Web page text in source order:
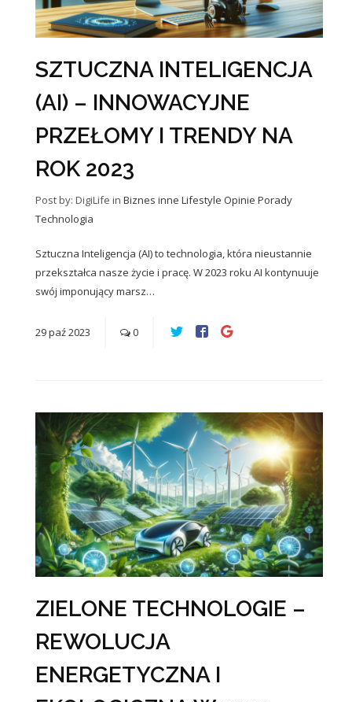
SZTUCZNA INTELIGENCJA
(AI) – INNOWACYJNE
PRZEŁOMY I TRENDY NA
ROK 2023
Post by: DigiLife in Biznes inne Lifestyle Opinie Porady
Technologia
Sztuczna Inteligencja (AI) to technologia, która nieustannie
przekształca nasze życie i pracę. W 2023 roku AI kontynuuje
swój imponujący marsz…
29paź2023 0
ZIELONE TECHNOLOGIE –
REWOLUCJA
ENERGETYCZNA I